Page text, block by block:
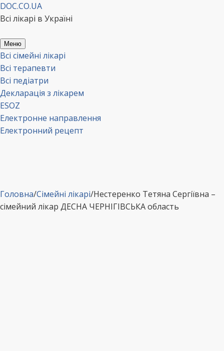
Перейти
до
DOC.CO.UA
Всі лікарі в Україні
Меню
Всі сімейні лікарі
Всі терапевти
Всі педіатри
Декларація з лікарем
ESOZ
Електронне направлення
Електронний рецепт
Головна/Сімейні лікарі/Нестеренко Тетяна Сергіївна –
сімейний лікар ДЕСНА ЧЕРНІГІВСЬКА область